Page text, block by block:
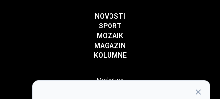
NOVOSTI
SPORT
MOZAIK
MAGAZIN
KOLUMNE
Marketing
×